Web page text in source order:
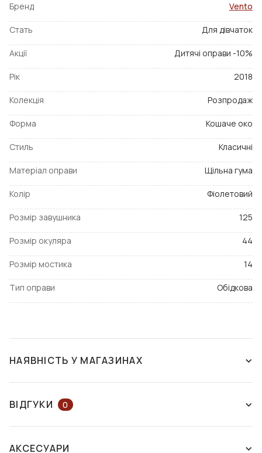
Бренд Vento
Стать Для дівчаток
Акції Дитячі оправи -10%
Рік 2018
Колекція Розпродаж
Форма Кошаче око
Стиль Класичні
Матеріал оправи Щільна гума
Колір Фіолетовий
Розмір завушника 125
Розмір окуляра 44
Розмір мостика 14
Тип оправи Обідкова
НАЯВНІСТЬ У МАГАЗИНАХ
ВІДГУКИ 0
АКСЕСУАРИ